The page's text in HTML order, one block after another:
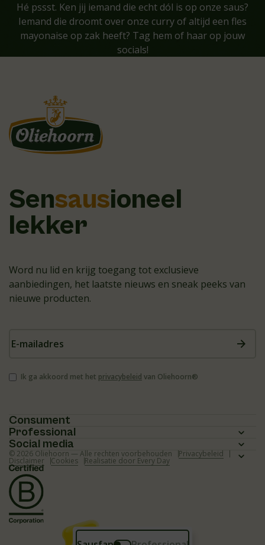
Hé pssst. Ken jij iemand die echt dól is op onze saus?
Iemand die droomt over onze curry of altijd een fles
mayonaise op zak heeft? Tag hem of haar op jouw
socials!
Sensausioneel
lekker
Word nu lid en krijg toegang tot exclusieve
aanbiedingen, het laatste nieuws en sneak peeks van
nieuwe producten.
mailadres
Instemming
Ik ga akkoord met het privacybeleid van Oliehoorn®
Consument
Homepagina
Assortiment
Recepten
Over ons
Veelgestelde vragen (consument)
Professional
Homepagina
Assortiment
Recepten
Over ons
Veelgestelde vragen (professional)
Social media
Instagram
Facebook
Youtube
© 2026 Oliehoorn — Alle rechten voorbehouden Privacybeleid
Disclaimer Cookies Realisatie door Every Day